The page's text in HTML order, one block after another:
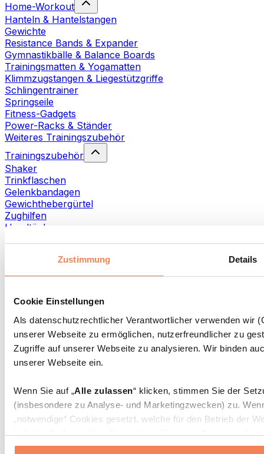
Zustimmung Details
Cookie Einstellungen
Als datenschutzrechtlicher Verantwortlicher verwenden wir
unserer Webseite zu ermöglichen, nutzerfreundlicher zu
Zugriffe auf unserer Webseite zu analysieren. Wir binden
unserer Webseite ein.
Wenn Sie auf „Alle zulassen“ klicken, stimmen Sie der
(insbesondere zu Analyse- und Marketingzwecken) zu.
„notwendige“ Cookies gesetzt, welche für den Betrieb der
individuelle Auswahl treffen, indem Sie unter „Anpassen“
erlauben“ klicken.
Home-Workout
Hanteln & Hantelstangen
Gewichte
Resistance Bands & Expander
Gymnastikbälle & Balance Boards
Trainingsmatten & Yogamatten
Klimmzugstangen & Liegestützgriffe
Schlingentrainer
Springseile
Fitness-Gadgets
Power-Racks & Ständer
Weiteres Trainingszubehör
Trainingszubehör
Shaker
Trinkflaschen
Gelenkbandagen
Gewichthebergürtel
Zughilfen
Handtücher
Faszien- und Massagerollen
Weitere Rehabilitationshilfen
Taschen & Rucksäcke
Essenstaschen und Meal-Prep-Zubehör
Sporttaschen
Zubehör nach Aktivität
Laufen
Kampfsport
Yoga & Pilates